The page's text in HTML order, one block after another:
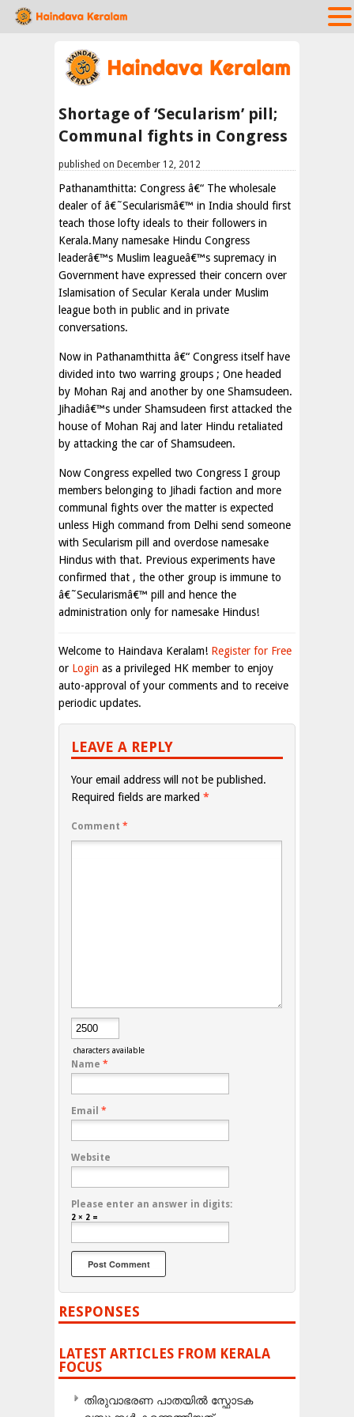
Shortage of ‘Secularism’ pill;
Communal fights in Congress
published on December 12, 2012
Pathanamthitta: Congress â€“ The wholesale
dealer of â€˜Secularismâ€™ in India should first
teach those lofty ideals to their followers in
Kerala.Many namesake Hindu Congress
leaderâ€™s Muslim leagueâ€™s supremacy in
Government have expressed their concern over
Islamisation of Secular Kerala under Muslim
league both in public and in private
conversations.
Now in Pathanamthitta â€“ Congress itself have
divided into two warring groups ; One headed
by Mohan Raj and another by one Shamsudeen.
Jihadiâ€™s under Shamsudeen first attacked the
house of Mohan Raj and later Hindu retaliated
by attacking the car of Shamsudeen.
Now Congress expelled two Congress I group
members belonging to Jihadi faction and more
communal fights over the matter is expected
unless High command from Delhi send someone
with Secularism pill and overdose namesake
Hindus with that. Previous experiments have
confirmed that , the other group is immune to
â€˜Secularismâ€™ pill and hence the
administration only for namesake Hindus!
Welcome to Haindava Keralam! Register for Free
or Login as a privileged HK member to enjoy
auto-approval of your comments and to receive
periodic updates.
LEAVE A REPLY
Your email address will not be published.
Required fields are marked *
Comment *
characters available
Name *
Email *
Website
Please enter an answer in digits:
2 × 2 =
RESPONSES
LATEST ARTICLES FROM KERALA
FOCUS
തിരുവാഭരണ പാതയിൽ സ്ഫോടക